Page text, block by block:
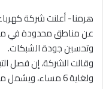
هرمنا- أعلنت شركة
عن مناطق محدودة في
وتحسين جودة الشبكات.
ولغاية 6 مساء،